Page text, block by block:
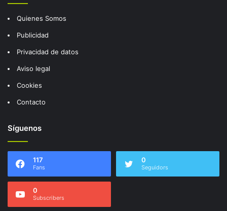
Quienes Somos
Publicidad
Privacidad de datos
Aviso legal
Cookies
Contacto
Síguenos
117
Fans
0
Seguidors
0
Subscribers